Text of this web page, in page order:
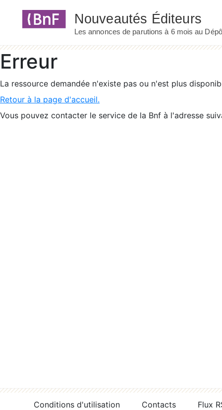
Erreur
La ressource demandée n'existe pas ou n'est plus
Retour à la page d'accueil.
Vous pouvez contacter le service de la Bnf à l'adresse
Conditions d'utilisation Contacts
Flux